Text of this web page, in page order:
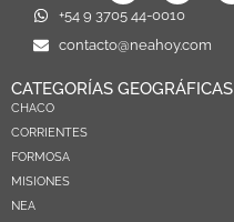
+54 9 3705 44-0010
contacto@neahoy.com
CATEGORÍAS GEOGRÁFICAS
CHACO
CORRIENTES
FORMOSA
MISIONES
NEA